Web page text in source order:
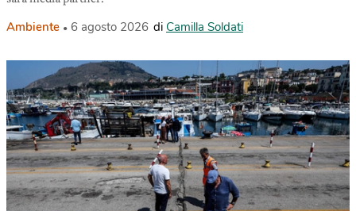
Ambiente 6 agosto 2026 di Camilla Soldati